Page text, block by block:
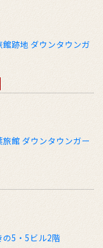
跡地 ダウンタウンガ
館 ダウンタウンガー
5・5ビル2階